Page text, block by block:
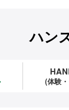
ハン
(体験